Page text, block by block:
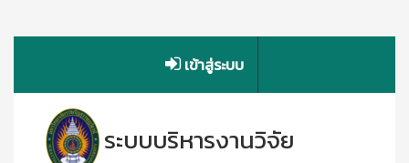
เข้าสู่ระบบ
ระบบบริหารงานวิจัย